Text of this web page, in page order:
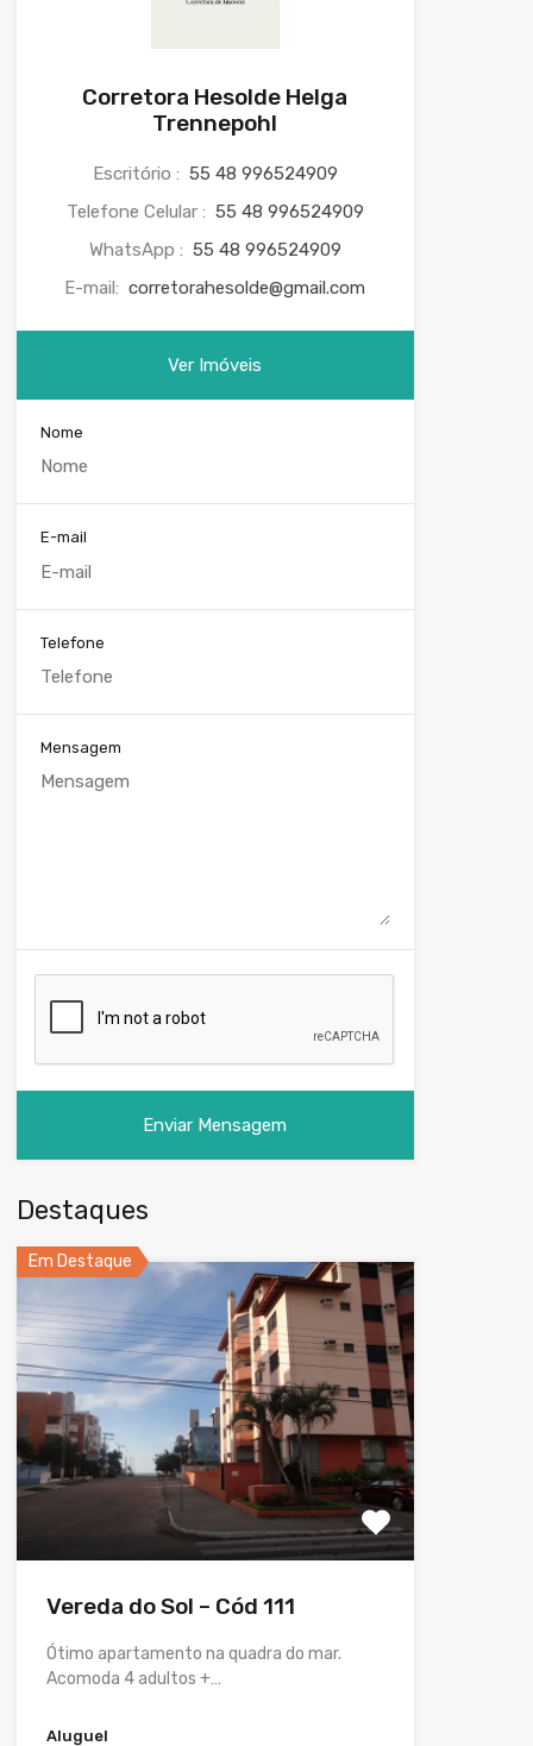
Corretora Hesolde Helga
Trennepohl
Escritório : 55 48 996524909
Telefone Celular : 55 48 996524909
WhatsApp : 55 48 996524909
E-mail: corretorahesolde@gmail.com
Ver Imóveis
Nome
E-mail
Telefone
Mensagem
Destaques
Em Destaque
Vereda do Sol – Cód 111
Ótimo apartamento na quadra do mar.
Acomoda 4 adultos +…
Aluguel